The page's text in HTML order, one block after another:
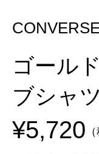
ゴール
ブシャツ
¥5,720